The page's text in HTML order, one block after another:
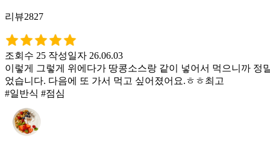
리뷰2827
조회수 25 작성일자 26.06.03
이렇게 그렇게 위에다가 땅콩소스랑 같이 넣어서 먹으니까
었습니다. 다음에 또 가서 먹고 싶어졌어요.ㅎㅎ최고
#일반식 #점심